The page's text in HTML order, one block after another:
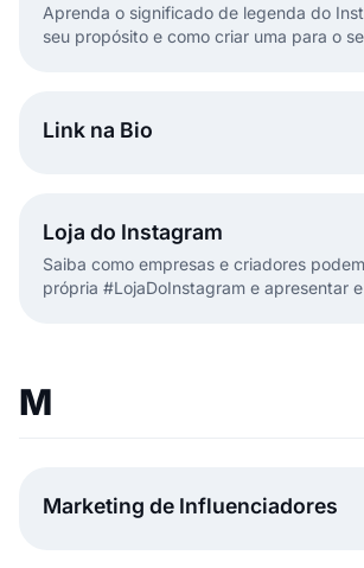
Aprenda o significado de legenda do
seu propósito e como criar uma para o
Link na Bio
Loja do Instagram
Saiba como empresas e criadores
própria #LojaDoInstagram e apresentar
M
Marketing de Influenciadores